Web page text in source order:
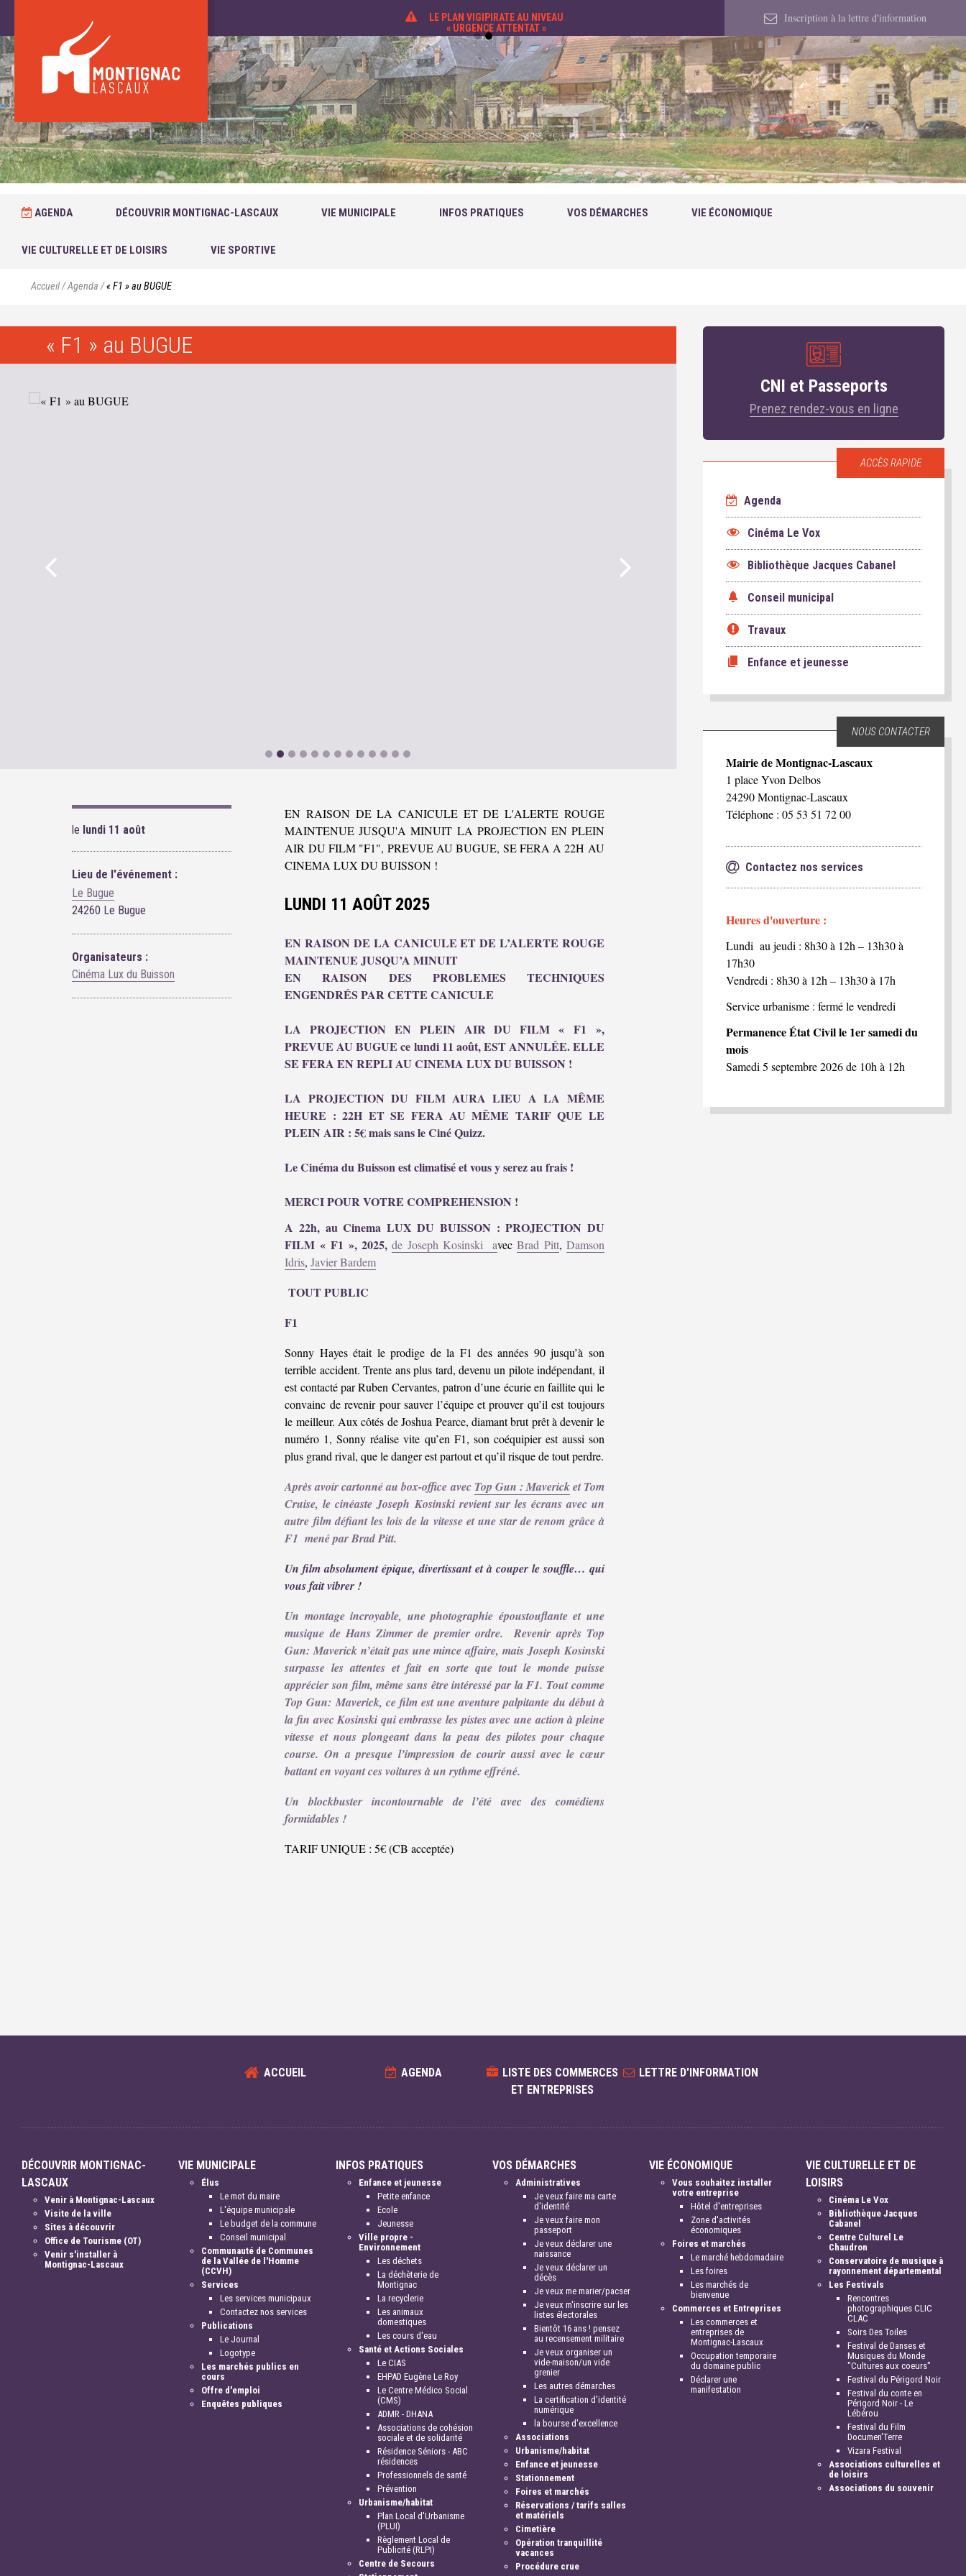
LE PLAN VIGIPIRATE AU NIVEAU
« URGENCE ATTENTAT »
Inscription à la lettre d'information
AGENDA DÉCOUVRIR MONTIGNAC-LASCAUX VIE MUNICIPALE INFOS PRATIQUES VOS DÉMARCHES VIE ÉCONOMIQUE
VIE CULTURELLE ET DE LOISIRS VIE SPORTIVE
Accueil/Agenda /« F1 » au BUGUE
« F1 » au BUGUE
le lundi 11 août
Lieu de l'événement :
Le Bugue
24260 Le Bugue
Organisateurs :
Cinéma Lux du Buisson
EN RAISON DE LA CANICULE ET DE L'ALERTE ROUGE
MAINTENUE JUSQU'A MINUIT LA PROJECTION EN PLEIN
AIR DU FILM "F1", PREVUE AU BUGUE, SE FERA A 22H AU
CINEMA LUX DU BUISSON !
LUNDI 11 AOÛT 2025
EN RAISON DE LA CANICULE ET DE L’ALERTE ROUGE
MAINTENUE JUSQU’A MINUIT
EN RAISON DES PROBLEMES TECHNIQUES
ENGENDRÉS PAR CETTE CANICULE
LA PROJECTION EN PLEIN AIR DU FILM « F1 »,
PREVUE AU BUGUE ce lundi 11 août, EST ANNULÉE. ELLE
SE FERA EN REPLI AU CINEMA LUX DU BUISSON !
LA PROJECTION DU FILM AURA LIEU A LA MÊME
HEURE : 22H ET SE FERA AU MÊME TARIF QUE LE
PLEIN AIR : 5€ mais sans le Ciné Quizz.
Le Cinéma du Buisson est climatisé et vous y serez au frais !
MERCI POUR VOTRE COMPREHENSION !
A 22h, au Cinema LUX DU BUISSON : PROJECTION DU
FILM « F1 », 2025,de Joseph Kosinski avec Brad Pitt, Damson
Idris,Javier Bardem
TOUT PUBLIC
F1
Sonny Hayes était le prodige de la F1 des années 90 jusqu’à son
terrible accident. Trente ans plus tard, devenu un pilote indépendant, il
est contacté par Ruben Cervantes, patron d’une écurie en faillite qui le
convainc de revenir pour sauver l’équipe et prouver qu’il est toujours
le meilleur. Aux côtés de Joshua Pearce, diamant brut prêt à devenir le
numéro 1, Sonny réalise vite qu’en F1, son coéquipier est aussi son
plus grand rival, que le danger est partout et qu’il risque de tout perdre.
Après avoir cartonné au box-office avec Top Gun : Mavericket Tom
Cruise, le cinéaste Joseph Kosinski revient sur les écrans avec un
autre film défiant les lois de la vitesse et une star de renom grâce à
F1 mené par Brad Pitt.
Un film absolument épique, divertissant et à couper le souffle… qui
vous fait vibrer !
Un montage incroyable, une photographie époustouflante et une
musique de Hans Zimmer de premier ordre. Revenir après Top
Gun: Maverick n’était pas une mince affaire, mais Joseph Kosinski
surpasse les attentes et fait en sorte que tout le monde puisse
apprécier son film, même sans être intéressé par la F1. Tout comme
Top Gun: Maverick, ce film est une aventure palpitante du début à
la fin avec Kosinski qui embrasse les pistes avec une action à pleine
vitesse et nous plongeant dans la peau des pilotes pour chaque
course. On a presque l’impression de courir aussi avec le cœur
battant en voyant ces voitures à un rythme effréné.
Un blockbuster incontournable de l’été avec des comédiens
formidables !
TARIF UNIQUE : 5€ (CB acceptée)
CNI et Passeports
Prenez rendez-vous en ligne
ACCÈS RAPIDE
Agenda
Cinéma Le Vox
Bibliothèque Jacques Cabanel
Conseil municipal
Travaux
Enfance et jeunesse
NOUS CONTACTER
Mairie de Montignac-Lascaux
1 place Yvon Delbos
24290 Montignac-Lascaux
Téléphone : 05 53 51 72 00
Contactez nos services
Heures d'ouverture :
Lundi au jeudi : 8h30 à 12h – 13h30 à
17h30
Vendredi : 8h30 à 12h – 13h30 à 17h
Service urbanisme : fermé le vendredi
Permanence État Civil le 1er samedi du
mois
Samedi 5 septembre 2026 de 10h à 12h
ACCUEIL AGENDA
LISTE DES COMMERCES
ET ENTREPRISES
LETTRE D'INFORMATION
DÉCOUVRIR MONTIGNAC-
LASCAUX
Venir à Montignac-Lascaux
Visite de la ville
Sites à découvrir
Office de Tourisme (OT)
Venir s'installer à
Montignac-Lascaux
VIE MUNICIPALE
Élus
Le mot du maire
L'équipe municipale
Le budget de la commune
Conseil municipal
Communauté de Communes
de la Vallée de l'Homme
(CCVH)
Services
Les services municipaux
Contactez nos services
Publications
Le Journal
Logotype
Les marchés publics en
cours
Offre d'emploi
Enquêtes publiques
INFOS PRATIQUES
Enfance et jeunesse
Petite enfance
Ecole
Jeunesse
Ville propre -
Environnement
Les déchets
La déchèterie de
Montignac
La recyclerie
Les animaux
domestiques
Les cours d'eau
Santé et Actions Sociales
Le CIAS
EHPAD Eugène Le Roy
Le Centre Médico Social
(CMS)
ADMR - DHANA
Associations de cohésion
sociale et de solidarité
Résidence Séniors - ABC
résidences
Professionnels de santé
Prévention
Urbanisme/habitat
Plan Local d'Urbanisme
(PLUI)
Règlement Local de
Publicité (RLPI)
Centre de Secours
VOS DÉMARCHES
Administratives
Je veux faire ma carte
d'identité
Je veux faire mon
passeport
Je veux déclarer une
naissance
Je veux déclarer un
décès
Je veux me marier/pacser
Je veux m'inscrire sur les
listes électorales
Bientôt 16 ans ! pensez
au recensement militaire
Je veux organiser un
vide-maison/un vide
grenier
Les autres démarches
La certification d'identité
numérique
la bourse d'excellence
Associations
Urbanisme/habitat
Enfance et jeunesse
Stationnement
Foires et marchés
Réservations / tarifs salles
et matériels
Cimetière
Opération tranquillité
vacances
Procédure crue
VIE ÉCONOMIQUE
Vous souhaitez installer
votre entreprise
Hôtel d'entreprises
Zone d'activités
économiques
Foires et marchés
Le marché hebdomadaire
Les foires
Les marchés de
bienvenue
Commerces et Entreprises
Les commerces et
entreprises de
Montignac-Lascaux
Occupation temporaire
du domaine public
Déclarer une
manifestation
VIE CULTURELLE ET DE
LOISIRS
Cinéma Le Vox
Bibliothèque Jacques
Cabanel
Centre Culturel Le
Chaudron
Conservatoire de musique à
rayonnement départemental
Les Festivals
Rencontres
photographiques CLIC
CLAC
Soirs Des Toiles
Festival de Danses et
Musiques du Monde
"Cultures aux coeurs"
Festival du Périgord Noir
Festival du conte en
Périgord Noir - Le
Lébérou
Festival du Film
Documen'Terre
Vizara Festival
Associations culturelles et
de loisirs
Associations du souvenir